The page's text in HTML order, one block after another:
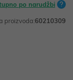
po narudžbi
proizvoda:60210309